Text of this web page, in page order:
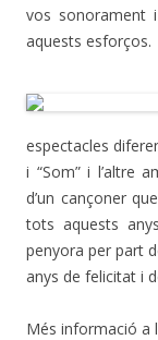
vos sonorament
aquests esforços.
espectacles
i “Som” i l’altre
d’un cançoner
tots aquests
penyora per part
anys de felicitat i
Més informació a